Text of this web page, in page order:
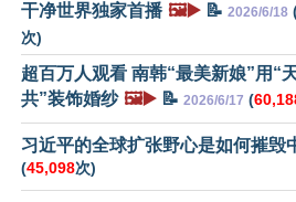
干净世界独家首播 🖼️▶️ 📝 2026/6/18
次)
超百万人观看 南韩“最美新娘”用“
共”装饰婚纱 🖼️▶️ 📝 2026/6/17 (
习近平的全球扩张野心是如何摧毁
(45,098次)